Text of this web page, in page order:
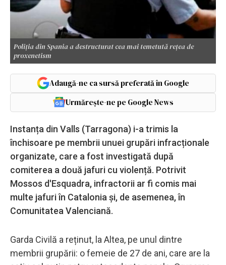
Poliția din Spania a destructurat cea mai temetută rețea de
proxenetism
Adaugă-ne ca sursă preferată în Google
Urmărește-ne pe Google News
Instanța din Valls (Tarragona) i-a trimis la
închisoare pe membrii unuei grupări infracționale
organizate, care a fost investigată după
comiterea a două jafuri cu violență. Potrivit
Mossos d'Esquadra, infractorii ar fi comis mai
multe jafuri în Catalonia și, de asemenea, în
Comunitatea Valenciană.
Garda Civilă a reținut, la Altea, pe unul dintre
membrii grupării: o femeie de 27 de ani, care are la